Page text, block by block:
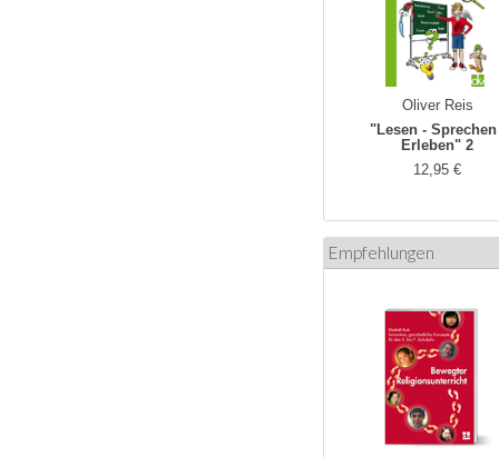
Oliver Reis
"Lesen - Sprechen
Erleben" 2
12,95 €
Empfehlungen